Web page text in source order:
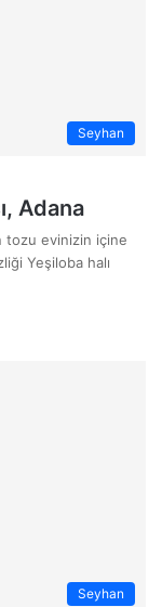
Seyhan
Adana
tozu evinizin içine
Yeşiloba halı
Seyhan